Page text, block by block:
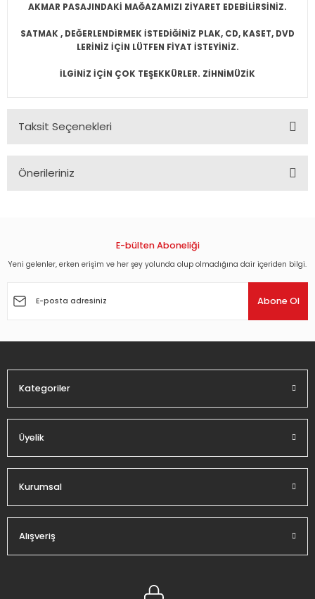
AKMAR PASAJINDAKİ MAĞAZAMIZI ZİYARET EDEBİLİRSİNİZ.
SATMAK , DEĞERLENDİRMEK İSTEDİĞİNİZ PLAK, CD, KASET, DVD
LERİNİZ İÇİN LÜTFEN FİYAT İSTEYİNİZ.
İLGİNİZ İÇİN ÇOK TEŞEKKÜRLER. ZİHNİMÜZİK
Taksit Seçenekleri
Önerileriniz
Görüş ve önerileriniz için teşekkür ederiz.
Ürün açıklamasında eksik bilgiler bulunuyor.
E-bülten Aboneliği
Yeni gelenler, erken erişim ve her şey yolunda olup olmadığına dair içeriden bilgi.
Abone Ol
Kategoriler
Üyelik
Kurumsal
Alışveriş